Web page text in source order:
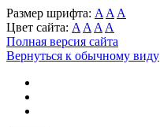
Размер шрифта: A A A
Цвет сайта: A A A A
Полная версия сайта
Вернуться к обычному виду